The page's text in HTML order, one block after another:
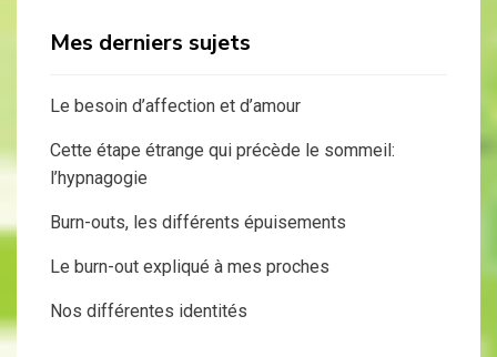
Mes derniers sujets
Le besoin d’affection et d’amour
Cette étape étrange qui précède le sommeil:
l’hypnagogie
Burn-outs, les différents épuisements
Le burn-out expliqué à mes proches
Nos différentes identités